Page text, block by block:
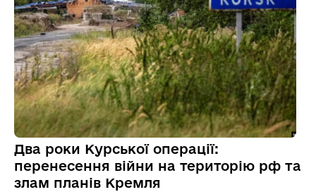
Два роки Курської операції:
перенесення війни на територію рф та
злам планів Кремля